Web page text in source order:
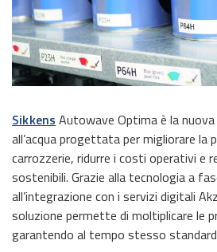
Sikkens Autowave Optima è la
all’acqua progettata per migliorare la
carrozzerie, ridurre i costi operativi e
sostenibili. Grazie alla tecnologia a
all’integrazione con i servizi digitali
soluzione permette di moltiplicare le
garantendo al tempo stesso